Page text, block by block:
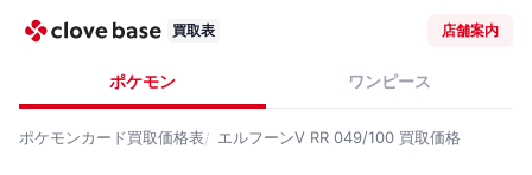
買取表 店舗案内
ポケモン ワンピース
ポケモンカード買取価格表 エルフーンV RR 049/100 買取価格